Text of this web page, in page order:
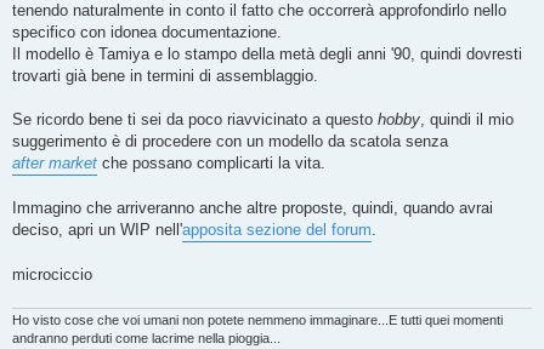
tenendo naturalmente in conto il fatto che occorrerà approfondirlo nello
specifico con idonea documentazione.
Il modello è Tamiya e lo stampo della metà degli anni '90, quindi dovresti
trovarti già bene in termini di assemblaggio.
Se ricordo bene ti sei da poco riavvicinato a questo hobby, quindi il mio
suggerimento è di procedere con un modello da scatola senza
after market che possano complicarti la vita.
Immagino che arriveranno anche altre proposte, quindi, quando avrai
deciso, apri un WIP nell'apposita sezione del forum.
microciccio
Ho visto cose che voi umani non potete nemmeno immaginare...E tutti quei momenti
andranno perduti come lacrime nella pioggia...